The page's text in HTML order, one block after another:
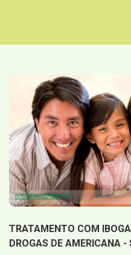
TRATAMENTO COM
DROGAS DE AMERICANA -